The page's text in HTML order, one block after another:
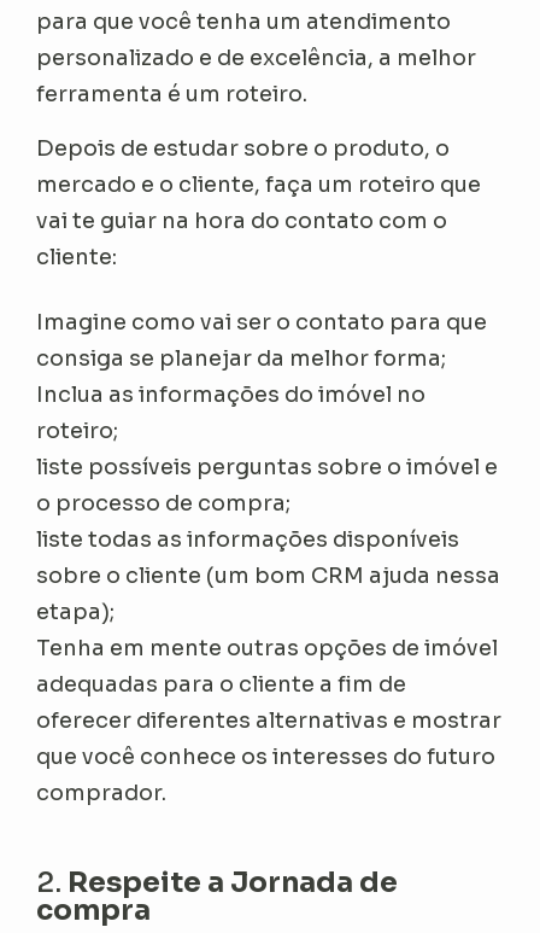
para que você tenha um atendimento
personalizado e de excelência, a melhor
ferramenta é um roteiro.
Depois de estudar sobre o produto, o
mercado e o cliente, faça um roteiro que
vai te guiar na hora do contato com o
cliente:
Imagine como vai ser o contato para que
consiga se planejar da melhor forma;
Inclua as informações do imóvel no
roteiro;
liste possíveis perguntas sobre o imóvel e
o processo de compra;
liste todas as informações disponíveis
sobre o cliente (um bom CRM ajuda nessa
etapa);
Tenha em mente outras opções de imóvel
adequadas para o cliente a fim de
oferecer diferentes alternativas e mostrar
que você conhece os interesses do futuro
comprador.
2. Respeite a Jornada de
compra